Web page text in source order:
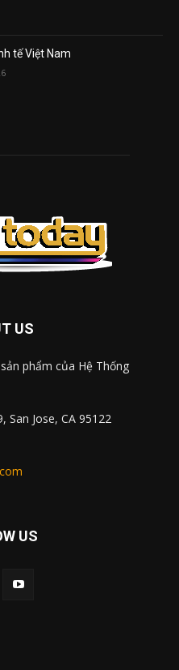
tế Việt Nam
US
phẩm của Hệ Thống
San Jose, CA 95122
US